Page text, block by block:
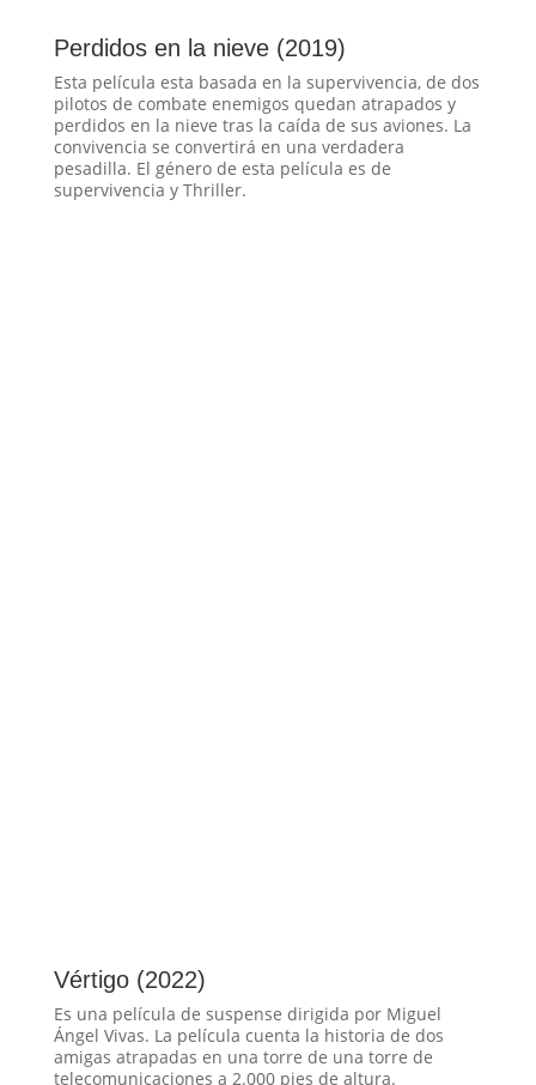
Perdidos en la nieve (2019)
Esta película esta basada en la supervivencia, de dos
pilotos de combate enemigos quedan atrapados y
perdidos en la nieve tras la caída de sus aviones. La
convivencia se convertirá en una verdadera
pesadilla. El género de esta película es de
supervivencia y Thriller.
Vértigo (2022)
Es una película de suspense dirigida por Miguel
Ángel Vivas. La película cuenta la historia de dos
amigas atrapadas en una torre de una torre de
telecomunicaciones a 2.000 pies de altura.